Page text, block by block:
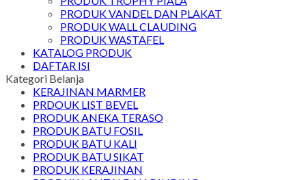
PRODUK VANDEL DAN PLAKAT
PRODUK WALL CLAUDING
PRODUK WASTAFEL
KATALOG PRODUK
DAFTAR ISI
Kategori Belanja
KERAJINAN MARMER
PRDOUK LIST BEVEL
PRODUK ANEKA TERASO
PRODUK BATU FOSIL
PRODUK BATU KALI
PRODUK BATU SIKAT
PRODUK KERAJINAN